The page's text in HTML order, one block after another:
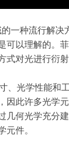
的一种流行解决
以理解的。
对光进行衍
、光学性能和工
此许多光学
何光学充分
元件。